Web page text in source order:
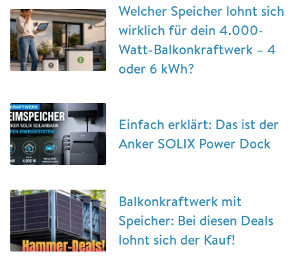
Welcher Speicher lohnt sich
wirklich für dein 4.000-
Watt-Balkonkraftwerk – 4
oder 6 kWh?
Einfach erklärt: Das ist der
Anker SOLIX Power Dock
Balkonkraftwerk mit
Speicher: Bei diesen Deals
lohnt sich der Kauf!